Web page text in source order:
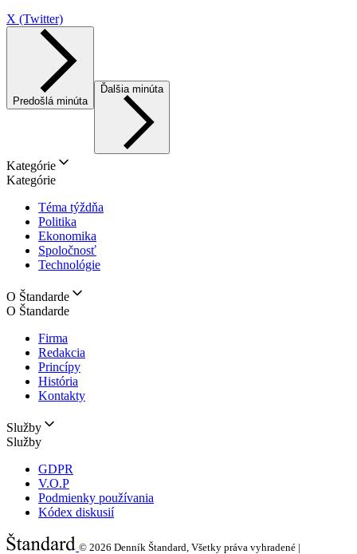
X (Twitter)
Predošlá minúta
Ďalšia minúta
Kategórie
Kategórie
Téma týždňa
Politika
Ekonomika
Spoločnosť
Technológie
O Štandarde
O Štandarde
Firma
Redakcia
Princípy
História
Kontakty
Služby
Služby
GDPR
V.O.P
Podmienky používania
Kódex diskusií
© 2026 Denník Štandard, Všetky práva vyhradené |